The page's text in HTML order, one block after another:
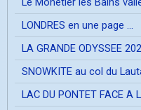
LONDRES en une page ...
LA GRANDE ODYSSEE
SNOWKITE au col du
LAC DU PONTET FACE A